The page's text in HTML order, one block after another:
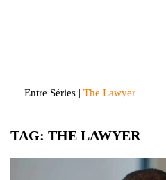
Entre Séries | The Lawyer
TAG: THE LAWYER